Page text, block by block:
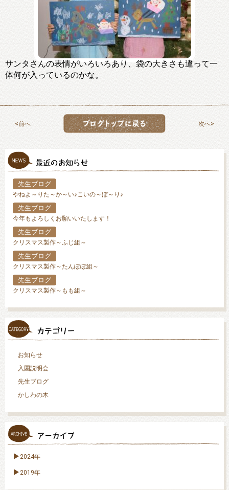
サンタさんの表情がいろいろあり、袋の大きさも違って一
体何が入っているのかな。
前へ 次へ
先生ブログ
やねよ～りた～か～い♪こいの～ぼ～り♪
先生ブログ
今年もよろしくお願いいたします！
先生ブログ
クリスマス製作～ふじ組～
先生ブログ
クリスマス製作～たんぽぽ組～
先生ブログ
クリスマス製作～もも組～
お知らせ
入園説明会
先生ブログ
かしわの木
2024年
2019年